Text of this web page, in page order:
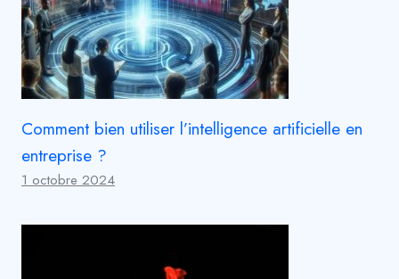
Comment bien utiliser l’intelligence artificielle en
entreprise ?
1 octobre 2024